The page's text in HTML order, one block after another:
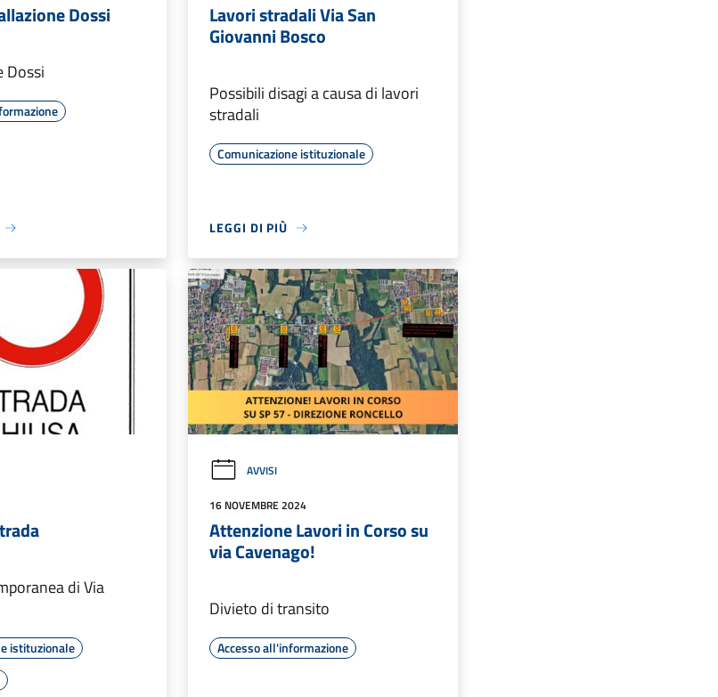
Dossi
Dossi
Lavori stradali Via San
Giovanni Bosco
Possibili disagi a causa di lavori
stradali
Comunicazione istituzionale
LEGGI DI PIÙ
di Via
istituzionale
AVVISI
16 NOVEMBRE 2024
Attenzione Lavori in Corso su
via Cavenago!
Divieto di transito
Accesso all'informazione